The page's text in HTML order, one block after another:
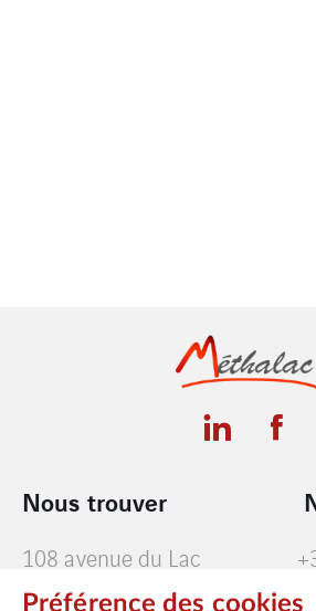
Nous trouver
108 avenue du Lac
Léman. batiment
Préférence des cookies